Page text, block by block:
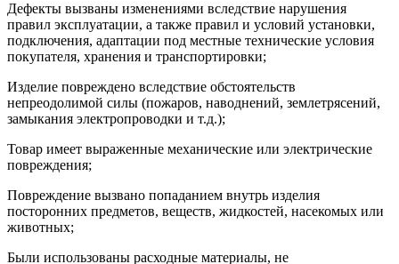
Дефекты вызваны изменениями вследствие нарушения
правил эксплуатации, а также правил и условий установки,
подключения, адаптации под местные технические условия
покупателя, хранения и транспортировки;
Изделие повреждено вследствие обстоятельств
непреодолимой силы (пожаров, наводнений, землетрясений,
замыкания электропроводки и т.д.);
Товар имеет выраженные механические или электрические
повреждения;
Повреждение вызвано попаданием внутрь изделия
посторонних предметов, веществ, жидкостей, насекомых или
животных;
Были использованы расходные материалы, не